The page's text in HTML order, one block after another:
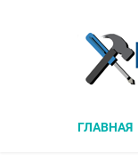
ГЛАВНАЯ